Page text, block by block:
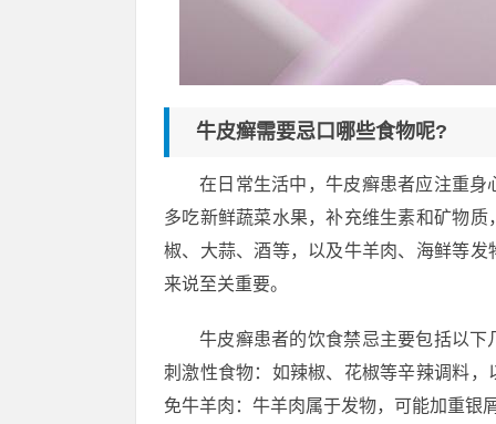
牛皮癣需要忌口哪些食物呢?
在日常生活中，牛皮癣患者应注重
多吃新鲜蔬菜水果，补充维生素和矿物
椒、大蒜、酒等，以及牛羊肉、海鲜等
来说至关重要。
牛皮癣患者的饮食禁忌主要包括以
刺激性食物：如辣椒、花椒等辛辣调料
免牛羊肉：牛羊肉属于发物，可能加重银